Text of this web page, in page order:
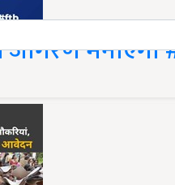
जागरण